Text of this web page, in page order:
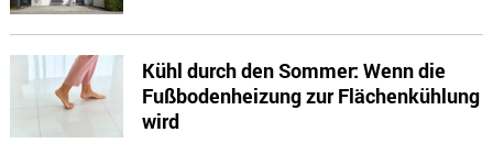
Kühl durch den Sommer: Wenn die
Fußbodenheizung zur Flächenkühlung
wird